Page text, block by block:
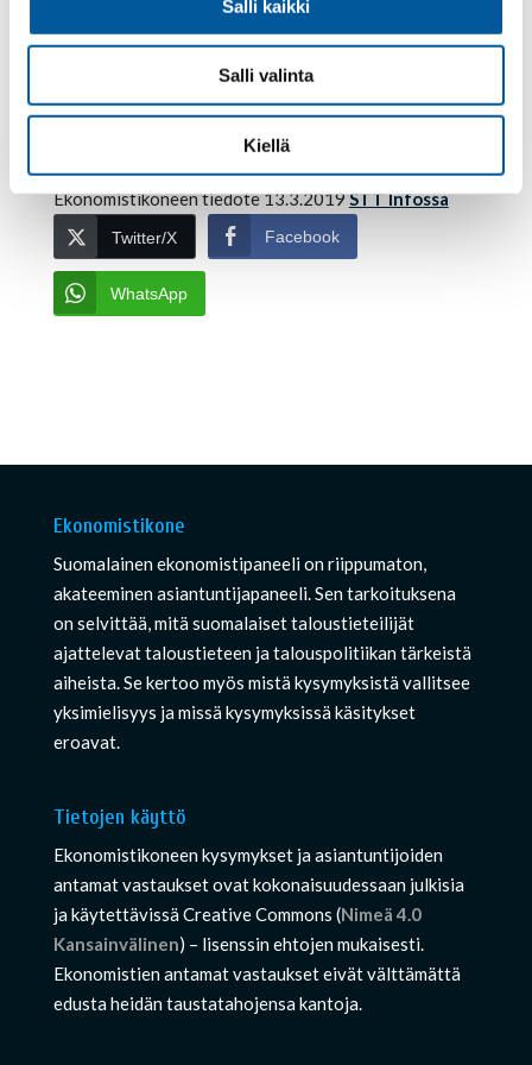
Salli kaikki
Salli valinta
Kiellä
Ekonomistikoneessa. Vastaamaan pääsee
ekonomistikone.fi-etusivulta.
Ekonomistikoneen tiedote 13.3.2019STT Infossa
Twitter/X Facebook
WhatsApp
Ekonomistikone
Suomalainen ekonomistipaneeli on riippumaton,
akateeminen asiantuntijapaneeli. Sen tarkoituksena
on selvittää, mitä suomalaiset taloustieteilijät
ajattelevat taloustieteen ja talouspolitiikan tärkeistä
aiheista. Se kertoo myös mistä kysymyksistä vallitsee
yksimielisyys ja missä kysymyksissä käsitykset
eroavat.
Tietojen käyttö
Ekonomistikoneen kysymykset ja asiantuntijoiden
antamat vastaukset ovat kokonaisuudessaan julkisia
ja käytettävissä Creative Commons (Nimeä 4.0
Kansainvälinen) – lisenssin ehtojen mukaisesti.
Ekonomistien antamat vastaukset eivät välttämättä
edusta heidän taustatahojensa kantoja.